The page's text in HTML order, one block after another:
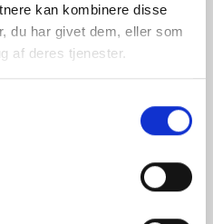
kan kombinere disse
du har givet dem, eller som
af deres tjenester.
nye konstruktionsingeniør